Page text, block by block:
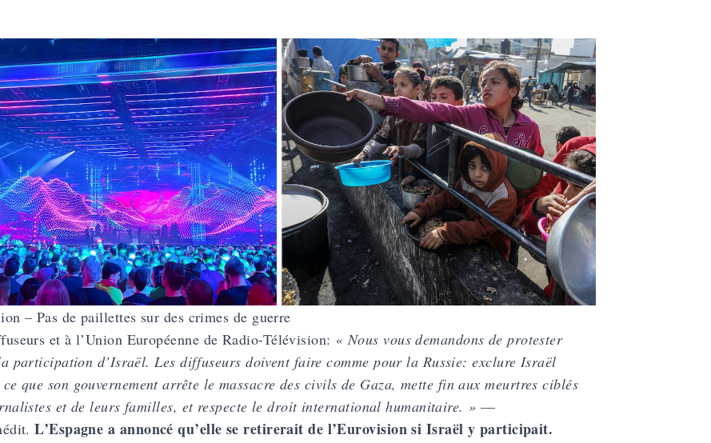
– Pas de paillettes sur des crimes de guerre
et à l’Union Européenne de Radio-Télévision: « Nous vous demandons de protester
participation d’Israël. Les diffuseurs doivent faire comme pour la Russie: exclure Israël
ce que son gouvernement arrête le massacre des civils de Gaza, mette fin aux meurtres ciblés
et de leurs familles, et respecte le droit international humanitaire. » —
L’Espagne a annoncé qu’elle se retirerait de l’Eurovision si Israël y participait.